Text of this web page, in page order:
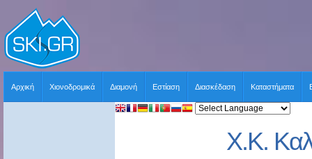
Αρχική Χιονοδρομικά Διαμονή Εστίαση Διασκέδαση Καταστήματα
Χ.Κ.